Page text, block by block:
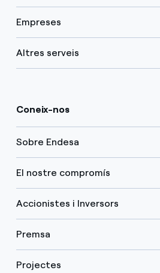
Empreses
Altres serveis
Coneix-nos
Sobre Endesa
El nostre compromís
Accionistes i Inversors
Premsa
Projectes